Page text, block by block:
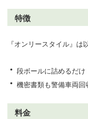
特徴
『オンリースタイル』は
段ボールに詰めるだけ
機密書類も警備車両回
料金